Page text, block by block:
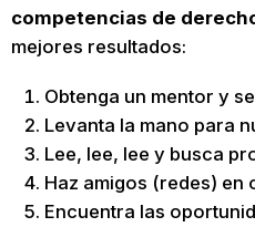
competencias de
mejores resultados:
Obtenga un mentor y
Levanta la mano para
Lee, lee, lee y busca
Haz amigos (redes) en
Encuentra las